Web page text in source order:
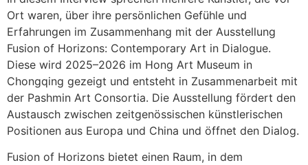
Ort waren, über ihre persönlichen Gefühle und
Erfahrungen im Zusammenhang mit der Ausstellung
Fusion of Horizons: Contemporary Art in Dialogue.
Diese wird 2025–2026 im Hong Art Museum in
Chongqing gezeigt und entsteht in Zusammenarbeit mit
der Pashmin Art Consortia. Die Ausstellung fördert den
Austausch zwischen zeitgenössischen künstlerischen
Positionen aus Europa und China und öffnet den Dialog.
Fusion of Horizons bietet einen Raum, in dem